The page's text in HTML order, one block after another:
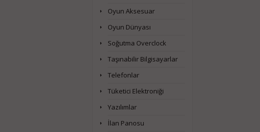
Oyun Aksesuar
Oyun Dünyası
Soğutma Overclock
Taşınabilir Bilgisayarlar
Telefonlar
Tüketici Elektroniği
Yazılımlar
İlan Panosu